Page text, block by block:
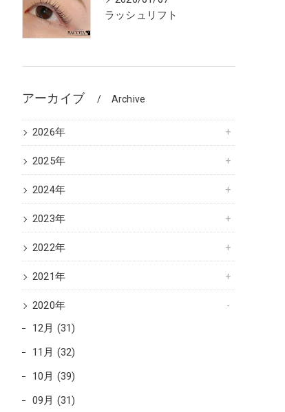
ラッシュリフト
アーカイブ Archive
2026年
2025年
2024年
2023年
2022年
2021年
2020年
12月 (31)
11月 (32)
10月 (39)
09月 (31)